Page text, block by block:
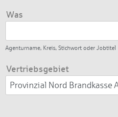
Was
Agenturname, Kreis, Stichwort oder Jobtitel
Vertriebsgebiet
Provinzial Nord Brandkasse